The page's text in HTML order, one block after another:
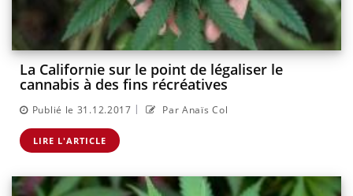
La Californie sur le point de légaliser le
cannabis à des fins récréatives
Publié le 31.12.2017 | Par Anaïs Col
LIRE L'ARTICLE